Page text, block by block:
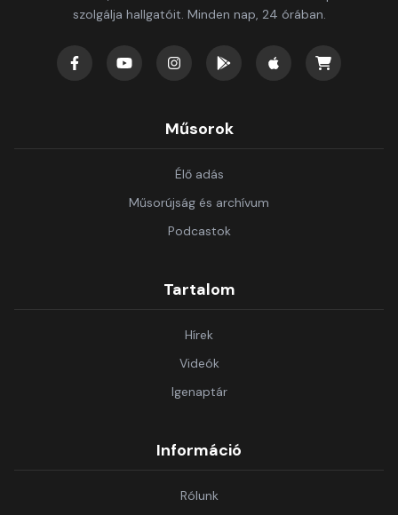
szolgálja hallgatóit. Minden nap, 24 órában.
Műsorok
Élő adás
Műsorújság és archívum
Podcastok
Tartalom
Hírek
Videók
Igenaptár
Információ
Rólunk